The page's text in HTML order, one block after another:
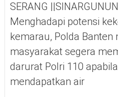
SERANG
Menghadapi potensi
kemarau, Polda Banten
masyarakat segera
darurat Polri 110
mendapatkan air